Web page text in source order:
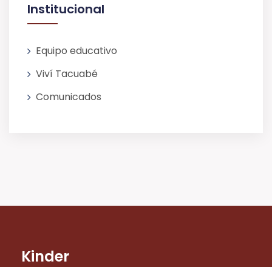
Institucional
Equipo educativo
Viví Tacuabé
Comunicados
Kinder